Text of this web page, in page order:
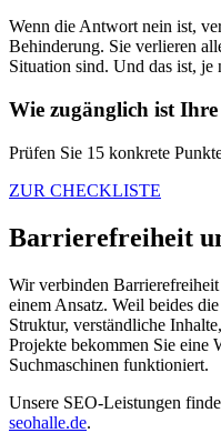
Wenn die Antwort nein ist,
Behinderung. Sie verlieren
Situation sind. Und das ist, je
Wie zugänglich ist Ihre
Prüfen Sie 15 konkrete
ZUR CHECKLISTE
Barrierefreiheit
Wir verbinden
einem Ansatz. Weil beides
Struktur, verständliche
Projekte bekommen Sie eine
Suchmaschinen funktioniert.
Unsere SEO-Leistungen
seohalle.de.